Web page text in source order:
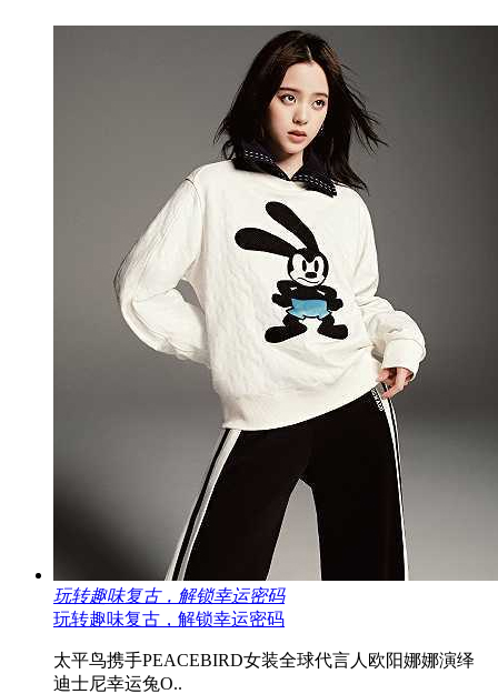
玩转趣味复古，解锁幸运密码
玩转趣味复古，解锁幸运密码
太平鸟携手PEACEBIRD女装全球代言人欧阳娜娜演绎
迪士尼幸运兔O..